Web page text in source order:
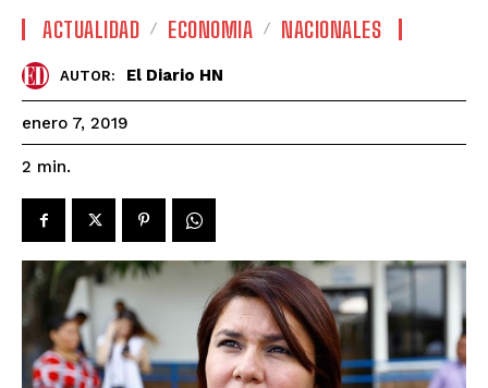
ACTUALIDAD ECONOMIA NACIONALES
AUTOR: El Diario HN
enero 7, 2019
2 min.